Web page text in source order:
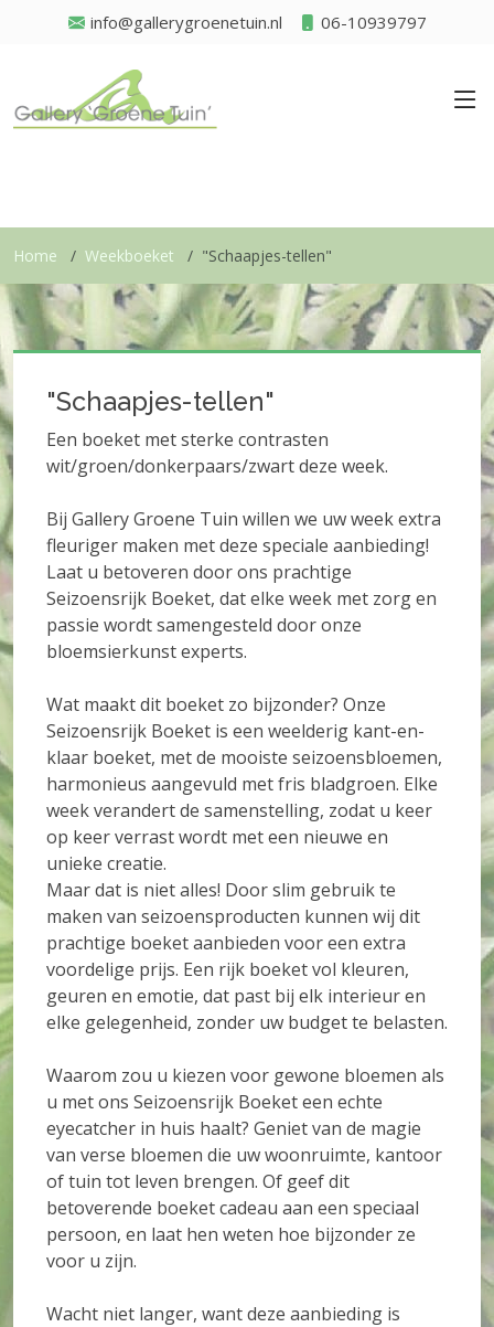
info@gallerygroenetuin.nl 06-10939797
Home Weekboeket "Schaapjes-tellen"
"Schaapjes-tellen"
Een boeket met sterke contrasten
wit/groen/donkerpaars/zwart deze week.
Bij Gallery Groene Tuin willen we uw week extra
fleuriger maken met deze speciale aanbieding!
Laat u betoveren door ons prachtige
Seizoensrijk Boeket, dat elke week met zorg en
passie wordt samengesteld door onze
bloemsierkunst experts.
Wat maakt dit boeket zo bijzonder? Onze
Seizoensrijk Boeket is een weelderig kant-en-
klaar boeket, met de mooiste seizoensbloemen,
harmonieus aangevuld met fris bladgroen. Elke
week verandert de samenstelling, zodat u keer
op keer verrast wordt met een nieuwe en
unieke creatie.
Maar dat is niet alles! Door slim gebruik te
maken van seizoensproducten kunnen wij dit
prachtige boeket aanbieden voor een extra
voordelige prijs. Een rijk boeket vol kleuren,
geuren en emotie, dat past bij elk interieur en
elke gelegenheid, zonder uw budget te belasten.
Waarom zou u kiezen voor gewone bloemen als
u met ons Seizoensrijk Boeket een echte
eyecatcher in huis haalt? Geniet van de magie
van verse bloemen die uw woonruimte, kantoor
of tuin tot leven brengen. Of geef dit
betoverende boeket cadeau aan een speciaal
persoon, en laat hen weten hoe bijzonder ze
voor u zijn.
Wacht niet langer, want deze aanbieding is